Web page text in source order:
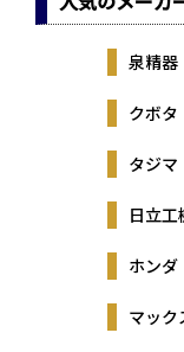
泉精器
クボタ
タジマ
日立工
ホンダ
マック